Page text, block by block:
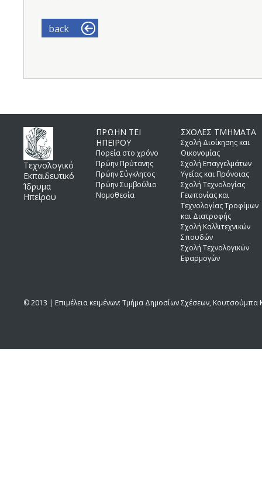
back
Τεχνολογικό
Εκπαιδευτικό
Ίδρυμα
Ηπείρου
ΠΡΩΗΝ ΤΕΙ
ΗΠΕΙΡΟΥ
Πορεία στο χρόνο
Πρώην Πρύτανης
Πρώην Σύγκλητος
Πρώην Συμβούλιο
Νομοθεσία
ΣΧΟΛΕΣ ΤΜΗΜΑΤΑ
Σχολή Διοίκησης και
Οικονομίας
Σχολή Επαγγελμάτων
Υγείας και Πρόνοιας
Σχολή Τεχνολογίας
Γεωπονίας και
Τεχνολογίας Τροφίμων
και Διατροφής
Σχολή Καλλιτεχνικών
Σπουδών
Σχολή Τεχνολογικών
Εφαρμογών
© 2013 | Επιμέλεια κειμένων: Τμήμα Δημοσίων Σχέσεων, Κουτσούμπα